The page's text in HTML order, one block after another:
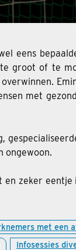
eens
groot of te
met
ongewoon.
zeker
met een
Infosessies